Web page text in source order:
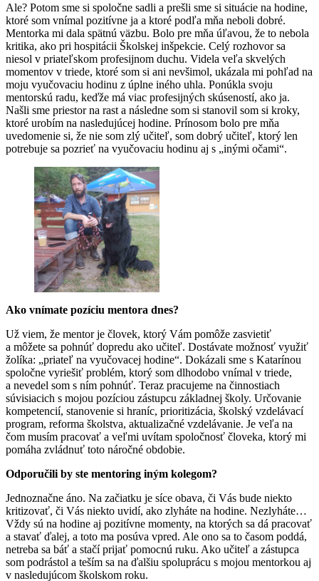
Ale? Potom sme si spoločne sadli a prešli sme si situácie na hodine,
ktoré som vnímal pozitívne ja a ktoré podľa mňa neboli dobré.
Mentorka mi dala spätnú väzbu. Bolo pre mňa úľavou, že to nebola
kritika, ako pri hospitácii Školskej inšpekcie. Celý rozhovor sa
niesol v priateľskom profesijnom duchu. Videla veľa skvelých
momentov v triede, ktoré som si ani nevšimol, ukázala mi pohľad na
moju vyučovaciu hodinu z úplne iného uhla. Ponúkla svoju
mentorskú radu, keďže má viac profesijných skúseností, ako ja.
Našli sme priestor na rast a následne som si stanovil som si kroky,
ktoré urobím na nasledujúcej hodine. Prínosom bolo pre mňa
uvedomenie si, že nie som zlý učiteľ, som dobrý učiteľ, ktorý len
potrebuje sa pozrieť na vyučovaciu hodinu aj s „inými očami“.
Ako vnímate pozíciu mentora dnes?
Už viem, že mentor je človek, ktorý Vám pomôže zasvietiť
a môžete sa pohnúť dopredu ako učiteľ. Dostávate možnosť využiť
žolíka: „priateľ na vyučovacej hodine“. Dokázali sme s Katarínou
spoločne vyriešiť problém, ktorý som dlhodobo vnímal v triede,
a nevedel som s ním pohnúť. Teraz pracujeme na činnostiach
súvisiacich s mojou pozíciou zástupcu základnej školy. Určovanie
kompetencií, stanovenie si hraníc, prioritizácia, školský vzdelávací
program, reforma školstva, aktualizačné vzdelávanie. Je veľa na
čom musím pracovať a veľmi uvítam spoločnosť človeka, ktorý mi
pomáha zvládnuť toto náročné obdobie.
Odporučili by ste mentoring iným kolegom?
Jednoznačne áno. Na začiatku je síce obava, či Vás bude niekto
kritizovať, či Vás niekto uvidí, ako zlyháte na hodine. Nezlyháte…
Vždy sú na hodine aj pozitívne momenty, na ktorých sa dá pracovať
a stavať ďalej, a toto ma posúva vpred. Ale ono sa to časom poddá,
netreba sa báť a stačí prijať pomocnú ruku. Ako učiteľ a zástupca
som podrástol a teším sa na ďalšiu spoluprácu s mojou mentorkou aj
v nasledujúcom školskom roku.